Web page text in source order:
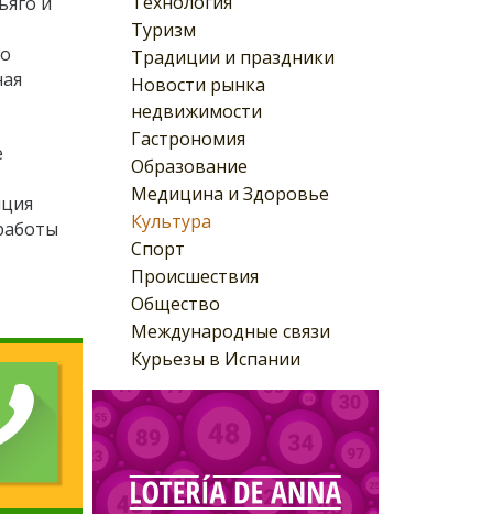
Туризм
Традиции и праздники
Новости рынка
недвижимости
Гастрономия
Образование
Медицина и Здоровье
Культура
Спорт
Происшествия
Общество
Международные связи
Курьезы в Испании